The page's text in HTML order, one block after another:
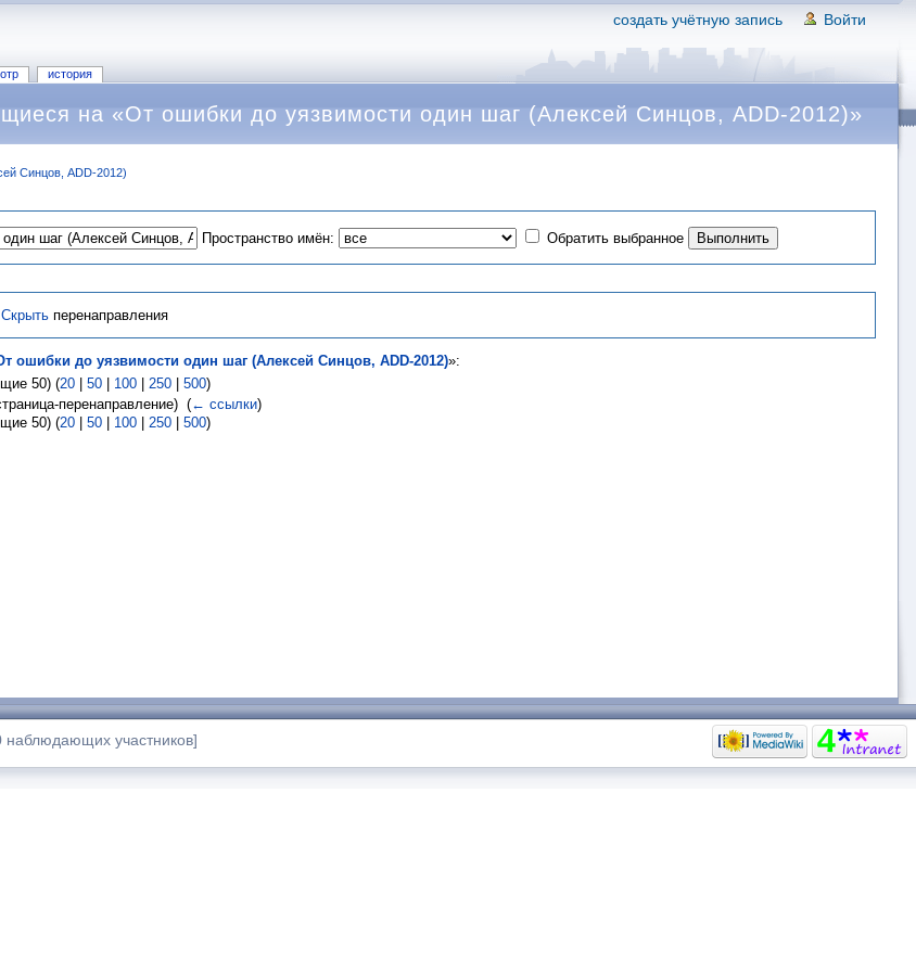
создать учётную запись Войти
история
на «От ошибки до уязвимости один шаг (Алексей Синцов, ADD-2012)»
Синцов, ADD-2012)
Пространство имён: Обратить выбранное
Скрыть перенаправления
ошибки до уязвимости один шаг (Алексей Синцов, ADD-2012)»:
50) (20 50 100 250 500)
перенаправление) (← ссылки)
50) (20 | 50 | 100 | 250 | 500)
наблюдающих участников]